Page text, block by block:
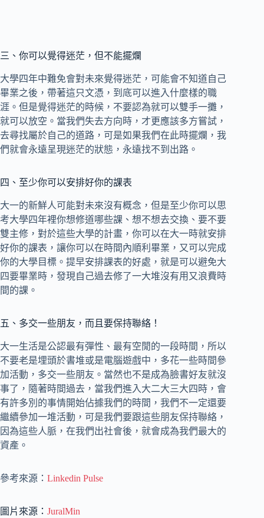
三、你可以覺得迷茫，但不能擺爛
大學四年中難免會對未來覺得迷茫，可能會不知道自己
畢業之後，帶著這只文憑，到底可以進入什麼樣的職
涯。但是覺得迷茫的時候，不要認為就可以雙手一攤，
就可以放空。當我們失去方向時，才更應該多方嘗試，
去尋找屬於自己的道路，可是如果我們在此時擺爛，我
們就會永遠呈現迷茫的狀態，永遠找不到出路。
四、至少你可以安排好你的課表
大一的新鮮人可能對未來沒有概念，但是至少你可以思
考大學四年裡你想修道哪些課、想不想去交換、要不要
雙主修，對於這些大學的計畫，你可以在大一時就安排
好你的課表，讓你可以在時間內順利畢業，又可以完成
你的大學目標。提早安排課表的好處，就是可以避免大
四要畢業時，發現自己過去修了一大堆沒有用又浪費時
間的課。
五、多交一些朋友，而且要保持聯絡！
大一生活是公認最有彈性、最有空閒的一段時間，所以
不要老是埋頭於書堆或是電腦遊戲中，多花一些時間參
加活動，多交一些朋友。當然也不是成為臉書好友就沒
事了，隨著時間過去，當我們進入大二大三大四時，會
有許多別的事情開始佔據我們的時間，我們不一定還要
繼續參加一堆活動，可是我們要跟這些朋友保持聯絡，
因為這些人脈，在我們出社會後，就會成為我們最大的
資產。
參考來源： Linkedin Pulse
圖片來源： JuralMin